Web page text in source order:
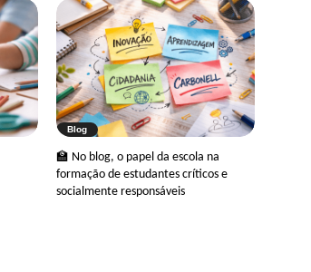
Blog
🏫 No blog, o papel da escola na
formação de estudantes críticos e
socialmente responsáveis